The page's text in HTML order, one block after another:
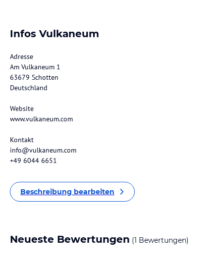
Infos Vulkaneum
Adresse
Am Vulkaneum 1
63679 Schotten
Deutschland
Website
www.vulkaneum.com
Kontakt
info@vulkaneum.com
+49 6044 6651
Beschreibung bearbeiten
Neueste Bewertungen (1 Bewertungen)